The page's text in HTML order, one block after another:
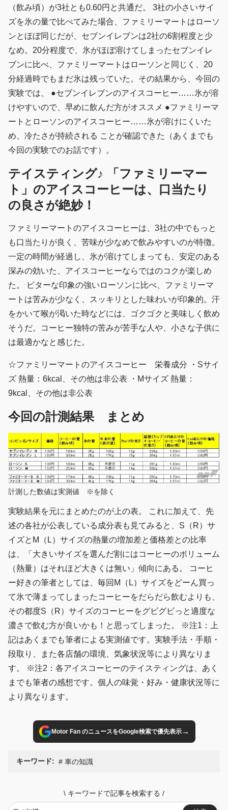
（飲み頃）が3社とも0.60円と共通だ。 3社の小さいサイ
ズを氷の量で比べてみた場合、ファミリーマートはローソ
ンとほぼ同じだが、セブンイレブンは2社の6割程度と少
なめ。20分程度で、氷がほぼ溶けてしまったセブンイレ
ブンに比べ、ファミリーマートはローソンと同じく、20
分経過時でもまだ氷は残っていた。その結果から、今回の
実験では、 ●セブンイレブンのアイスコーヒー……氷が溶
けやすいので、早めに飲んだ方がオススメ ●ファミリーマ
ートとローソンのアイスコーヒー……氷が溶けにくいた
め、冷たさが持続される ことが確認できた（あくまでも
今回の実験でのお話です）。
テイスティング♪ 「ファミリーマー
ト」のアイスコーヒーは、口当たり
の良さが絶妙！
ファミリーマートのアイスコーヒーは、3社の中でもっと
も口当たりが良く、苦味が少なめで飲みやすいのが特徴。
一定の時間が経過し、氷が溶けてしまっても、安定のある
深みの効いた、アイスコーヒーならではのコクが楽しめ
た。 ビターな印象の強いローソンに比べ、ファミリーマ
ートは苦みが少なく、スッキリとした味わいが印象的。汗
をかいて喉が渇いた時などには、ゴクゴクと美味しく飲め
そうだ。コーヒー独特の苦みが苦手な人や、小さな子供に
は最適かなと感じた。
☆ファミリーマートのアイスコーヒー 栄養成分 ・Sサイ
ズ 熱量：6kcal、その他は非公表 ・Mサイズ 熱量：
9kcal、その他は非公表
今回の計測結果 まとめ
計測した数値は実測値 ※を除く
実験結果を元にまとめたのが上の表。 これに加えて、先
述の各社が公表している成分表も見てみると、S（R）サ
イズとM（L）サイズの熱量の増加差と価格差との比率
は、「大きいサイズを選んだ割にはコーヒーのボリューム
（熱量）はそれほど大きくは無い」傾向にある。 コーヒ
ー好きの筆者としては、毎回M（L）サイズをどーん買っ
て氷で薄まってしまったコーヒーをだらだら飲むよりも、
その都度S（R）サイズのコーヒーをグビグビっと適度な
濃さで飲む方が良いかも！と思ってしまった。 ※注1：上
記はあくまでも筆者による実測値です。実験手法・手順・
段取り、また各店舗の環境、気象状況等により異なりま
す。 ※注2：各アイスコーヒーのテイスティングは、あく
までも筆者の感想です。個人の味覚・好み・健康状況等に
より異なります。
Motor Fan のニュースをGoogle検索で優先表示→
キーワード: 車の知識
\ キーワードで記事を検索する /